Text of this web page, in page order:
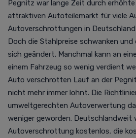
Pegnitz war lange Zeit durch
attraktiven Autoteilemarkt für viele
Autoverschrottungen in
Doch die Stahlpreise schwanken
sich geändert. Manchmal kann an
einem Fahrzeug so wenig verdient
Auto verschrotten Lauf an der
nicht mehr immer lohnt. Die
umweltgerechten Autoverwertung
weniger geworden. Deutschlandweit
Autoverschrottung kostenlos, die